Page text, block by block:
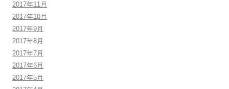
2017年11月
2017年10月
2017年9月
2017年8月
2017年7月
2017年6月
2017年5月